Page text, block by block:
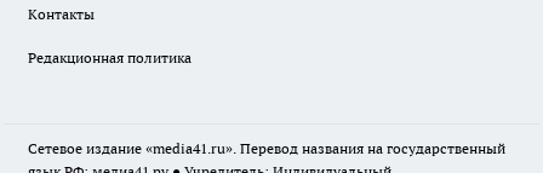
Контакты
Редакционная политика
Сетевое издание «media41.ru». Перевод названия на государственный